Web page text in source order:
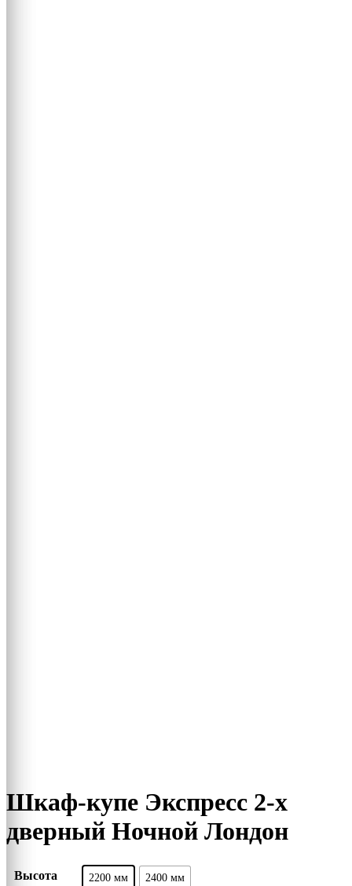
Шкаф-купе Экспресс 2-х
дверный Ночной Лондон
Высота 2200 мм 2400 мм